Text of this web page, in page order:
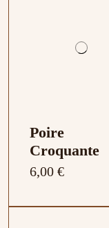
Poire
Croquante
6,00 €